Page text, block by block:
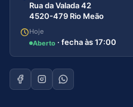
Rua da Valada 42
4520-479 Rio Meão
Hoje
Aberto · fecha às 17:00